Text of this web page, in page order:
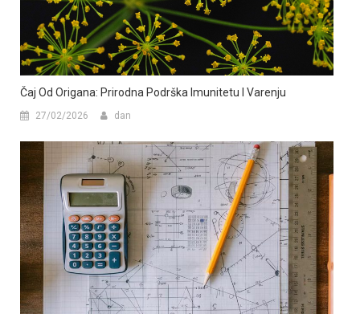
Čaj Od Origana: Prirodna Podrška Imunitetu I Varenju
27/02/2026 dan